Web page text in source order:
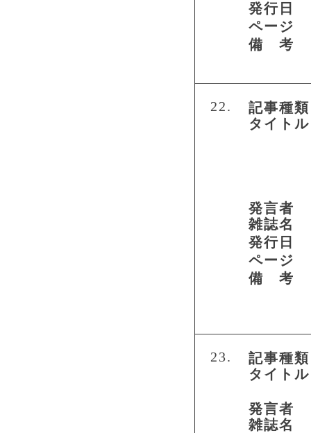
発行日
ページ
備 考
22.
記事種類
タイトル
発言者
雑誌名
発行日
ページ
備 考
23.
記事種類
タイトル
発言者
雑誌名